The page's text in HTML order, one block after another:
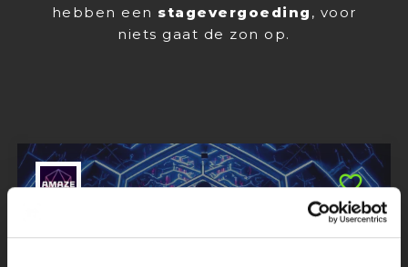
hebben een stagevergoeding , voor
niets gaat de zon op.